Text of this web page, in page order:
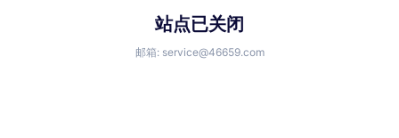
站点已关闭
邮箱: service@46659.com